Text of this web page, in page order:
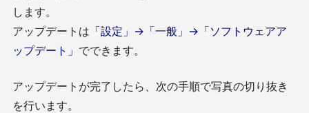
します。
アップデートは 「設定」→「一般」→「ソフトウェアア
ップデート」 でできます。
アップデートが完了したら、次の手順で写真の切り抜き
を行います。